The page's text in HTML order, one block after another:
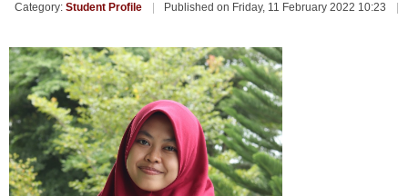
Category: Student Profile Published on Friday, 11 February 2022 10:23